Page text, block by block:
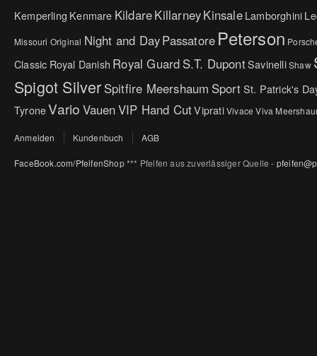
Kemperling Kenmare KildareKillarneyKinsaleLamborghini
Missouri Original Night and DayPassatore Peterson
Classic Royal Danish Royal Guard S.T. DupontSavinelliShaw
Spigot Silver Spitfire Meershaum SportSt. Patrick's
TyroneVario VauenVIP Hand CutVipratiVivace Viva
Anmelden Kundenbuch AGB
FaceBook.com/PfeifenShop*** Pfeifen aus zuverlässiger Quelle -